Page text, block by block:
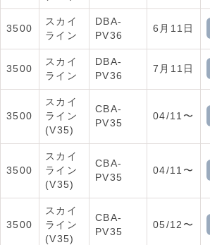
3500
スカイ
ライン
DBA-
PV36
6月11日
3500
スカイ
ライン
DBA-
PV36
7月11日
3500
スカイ
ライン
(V35)
CBA-
PV35
04/11〜
3500
スカイ
ライン
(V35)
CBA-
PV35
04/11〜
3500
スカイ
ライン
(V35)
CBA-
PV35
05/12〜